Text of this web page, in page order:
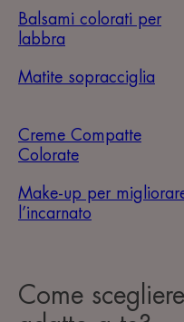
Balsami colorati per
labbra
Matite sopracciglia
Creme Compatte
Colorate
Make-up per
l’incarnato
Come